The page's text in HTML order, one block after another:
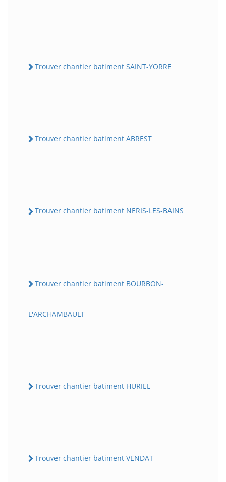
Trouver chantier batiment SAINT-YORRE
Trouver chantier batiment ABREST
Trouver chantier batiment NERIS-LES-BAINS
Trouver chantier batiment BOURBON-
L'ARCHAMBAULT
Trouver chantier batiment HURIEL
Trouver chantier batiment VENDAT